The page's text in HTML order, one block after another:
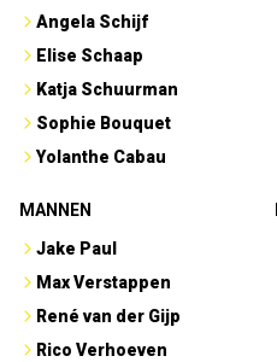
Angela Schijf
Elise Schaap
Katja Schuurman
Sophie Bouquet
Yolanthe Cabau
MANNEN
Jake Paul
Max Verstappen
René van der Gijp
Rico Verhoeven